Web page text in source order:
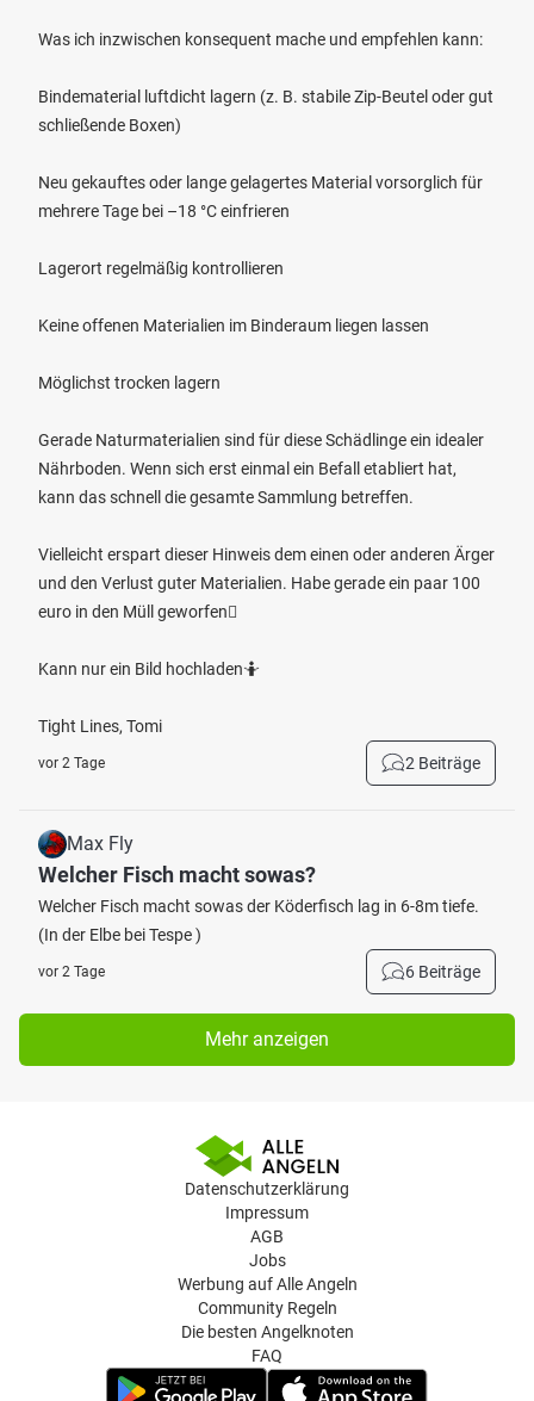
Was ich inzwischen konsequent mache und empfehlen kann:
Bindematerial luftdicht lagern (z. B. stabile Zip-Beutel oder gut
schließende Boxen)
Neu gekauftes oder lange gelagertes Material vorsorglich für
mehrere Tage bei –18 °C einfrieren
Lagerort regelmäßig kontrollieren
Keine offenen Materialien im Binderaum liegen lassen
Möglichst trocken lagern
Gerade Naturmaterialien sind für diese Schädlinge ein idealer
Nährboden. Wenn sich erst einmal ein Befall etabliert hat,
kann das schnell die gesamte Sammlung betreffen.
Vielleicht erspart dieser Hinweis dem einen oder anderen Ärger
und den Verlust guter Materialien. Habe gerade ein paar 100
euro in den Müll geworfen🫩
Kann nur ein Bild hochladen🤷
Tight Lines, Tomi
vor 2 Tage 2 Beiträge
Max Fly
Welcher Fisch macht sowas?
Welcher Fisch macht sowas der Köderfisch lag in 6-8m tiefe.
(In der Elbe bei Tespe )
vor 2 Tage 6 Beiträge
Mehr anzeigen
Datenschutzerklärung
Impressum
AGB
Jobs
Werbung auf Alle Angeln
Community Regeln
Die besten Angelknoten
FAQ